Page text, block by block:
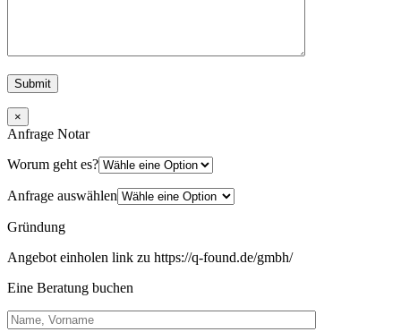
×
Anfrage Notar
Worum geht es?
Anfrage auswählen
Gründung
Angebot einholen link zu https://q-found.de/gmbh/
Eine Beratung buchen